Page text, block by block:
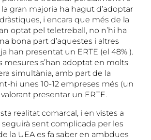
gran majoria ha hagut d’adoptar
i encara que més de la
optat pel teletreball, no n’hi ha
bona part d’aquestes i altres
ja han presentat un ERTE (el 48% ).
mesures s’han adoptat en molts
simultània, amb part de la
hi unes 10-12 empreses més (un
presentar un ERTE.
realitat comarcal, i en vistes a
sent complicada per les
la UEA es fa saber en ambdues